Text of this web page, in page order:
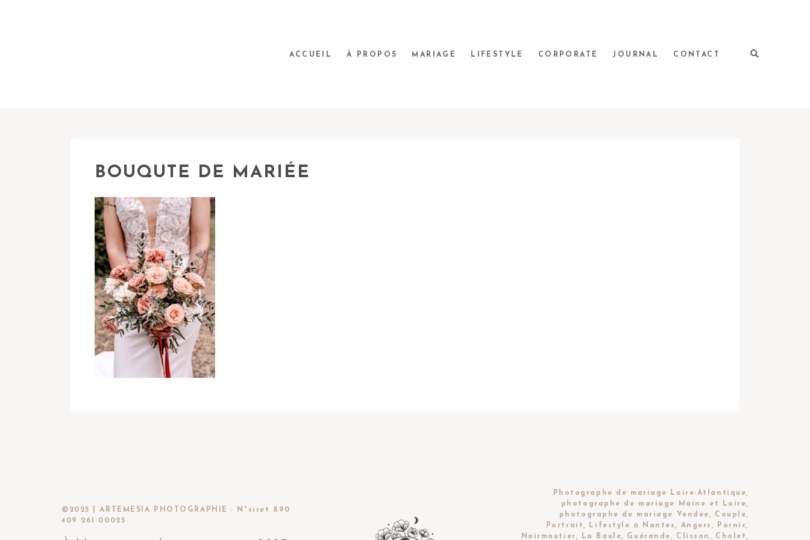
ACCUEIL À PROPOS MARIAGE LIFESTYLE CORPORATE JOURNAL CONTACT
BOUQUTE DE MARIÉE
©2025 | ARTEMESIA PHOTOGRAPHIE - N°siret 890
409 261 00025
Photographe de mariage Loire-Atlantique,
photographe de mariage Maine et Loire,
photographe de mariage Vendée, Couple,
Portrait, Lifestyle à Nantes, Angers, Pornic,
Noirmoutier, La Baule, Guérande, Clisson, Cholet,